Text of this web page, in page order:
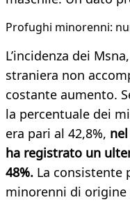
Profughi minorenni:
L’incidenza dei
straniera non
costante aumento.
la percentuale dei
era pari al 42,8%,
ha registrato un
48%. La consistente
minorenni di